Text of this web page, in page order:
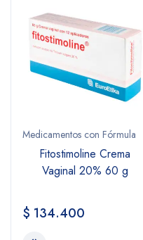
Medicamentos con Fórmula
Fitostimoline Crema
Vaginal 20% 60 g
$ 134.400